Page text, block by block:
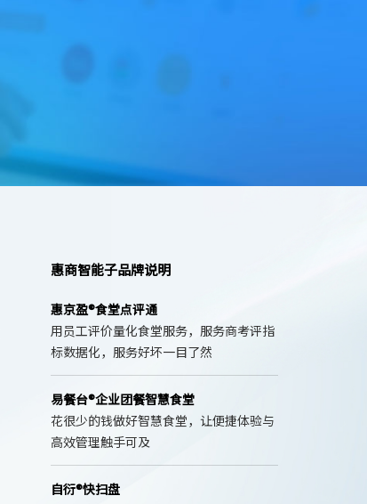
惠商智能子品牌说明
食堂点评通是便捷的食堂反馈平台，用户
可实时点评菜品、服务，助力食堂优化运
效流程，提供一站式食堂数字化综合解决
账单清晰
惠京盈®食堂点评通
用员工评价量化食堂服务，服务商考评指
标数据化，服务好坏一目了然
易餐台®企业团餐智慧食堂
花很少的钱做好智慧食堂，让便捷体验与
高效管理触手可及
自衍®快扫盘